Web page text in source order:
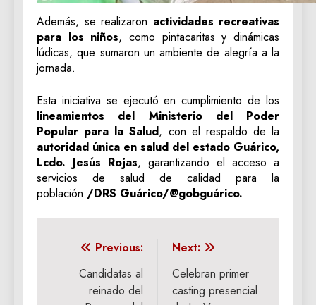
Además, se realizaron actividades recreativas
para los niños, como pintacaritas y dinámicas
lúdicas, que sumaron un ambiente de alegría a la
jornada.
Esta iniciativa se ejecutó en cumplimiento de los
lineamientos del Ministerio del Poder
Popular para la Salud, con el respaldo de la
autoridad única en salud del estado Guárico,
Lcdo. Jesús Rojas, garantizando el acceso a
servicios de salud de calidad para la
población./DRS Guárico/@gobguárico.
Navegación
Previous:
Candidatas al
reinado del
Next:
Celebran primer
casting presencial